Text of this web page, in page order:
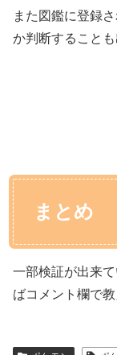
また図鑑に登録
か判断することも
まとめ
一部検証が出来
ばコメント欄で